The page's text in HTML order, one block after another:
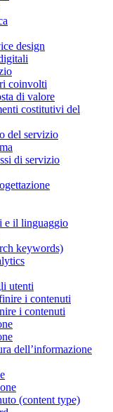
design
coinvolti
di valore
costitutivi del
del servizio
di servizio
e il linguaggio
keywords)
utenti
i contenuti
i contenuti
dell’informazione
(content type)